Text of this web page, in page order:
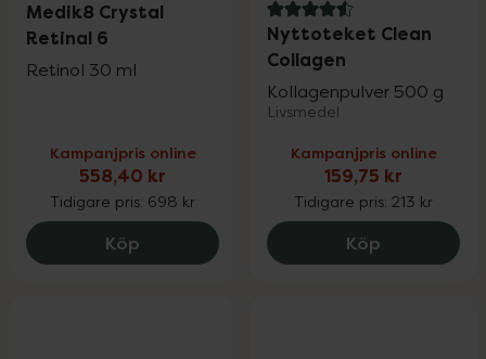
St. Tropez 25%
Trixie 20%
Wartner 20%
Medik8 Crystal
Retinal 6
Retinol 30 ml
Kampanjpris online
558,40 kr
Tidigare pris: 698 kr
Köp Medik8 Crystal Retinal 6, 558.4 kr.
4.6 av 5 i omdöme
Nyttoteket Clean
Collagen
Kollagenpulver 500 g
Livsmedel
Kampanjpris online
159,75 kr
Tidigare pris: 213 kr
Köp Nyttoteket